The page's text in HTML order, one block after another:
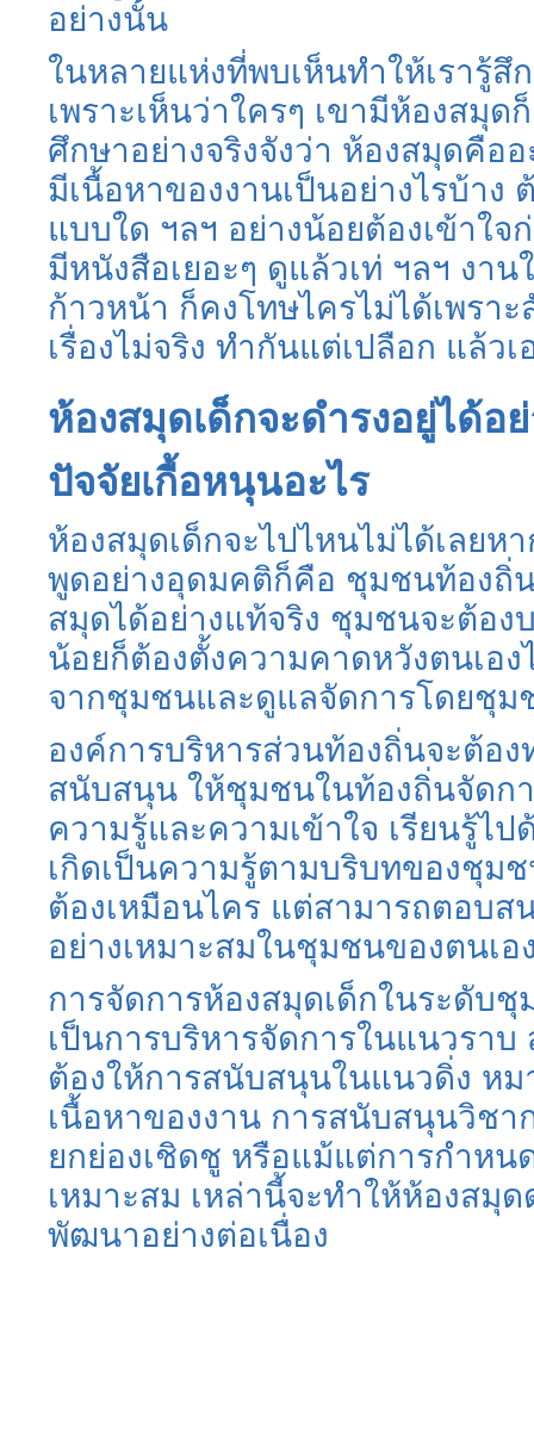
อย่างนั้น
ในหลายแห่งที่พบเห็นทำให้เรารู้สึ
เพราะเห็นว่าใครๆ เขามีห้องสมุด
ศึกษาอย่างจริงจังว่า ห้องสมุดคือ
มีเนื้อหาของงานเป็นอย่างไรบ้าง
แบบใด ฯลฯ อย่างน้อยต้องเข้าใ
มีหนังสือเยอะๆ ดูแล้วเท่ ฯลฯ งาน
ก้าวหน้า ก็คงโทษไครไม่ได้เพรา
เรื่องไม่จริง ทำกันแต่เปลือก แล้
ห้องสมุดเด็กจะดำรงอยู่ได้อ
ปัจจัยเกื้อหนุนอะไร
ห้องสมุดเด็กจะไปไหนไม่ได้เลย
พูดอย่างอุดมคติก็คือ ชุมชนท้องถิ่
สมุดได้อย่างแท้จริง ชุมชนจะต้อง
น้อยก็ต้องตั้งความคาดหวังตนเอ
จากชุมชนและดูแลจัดการโดยชุม
องค์การบริหารส่วนท้องถิ่นจะต้อ
สนับสนุน ให้ชุมชนในท้องถิ่นจัดก
ความรู้และความเข้าใจ เรียนรู้ไ
เกิดเป็นความรู้ตามบริบทของชุม
ต้องเหมือนไคร แต่สามารถตอบส
อย่างเหมาะสมในชุมชนของตนเอ
การจัดการห้องสมุดเด็กในระดับชุ
เป็นการบริหารจัดการในแนวรา
ต้องให้การสนับสนุนในแนวดิ่ง หม
เนื้อหาของงาน การสนับสนุนวิชา
ยกย่องเชิดชู หรือแม้แต่การกำหน
เหมาะสม เหล่านี้จะทำให้ห้องสมุ
พัฒนาอย่างต่อเนื่อง